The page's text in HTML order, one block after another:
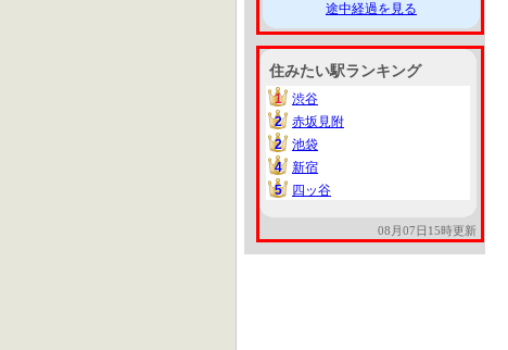
途中経過を見る
住みたい駅ランキング
1
1
渋谷
2
2
赤坂見附
2
2
池袋
4
4
新宿
5
5 四ッ谷
08月07日15時更新